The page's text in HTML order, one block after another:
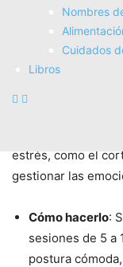
Nombres
Cuidados
Libros
1.
Mente
La meditación es
estrés, como el
gestionar las
Cómo hacerlo:
sesiones de 5 a
postura